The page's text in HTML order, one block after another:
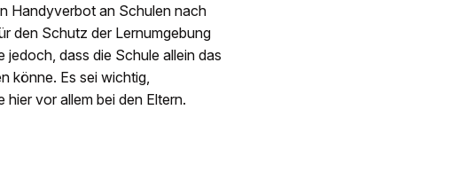
Handyverbot an Schulen nach
den Schutz der Lernumgebung
dass die Schule allein das
könne. Es sei wichtig,
vor allem bei den Eltern.